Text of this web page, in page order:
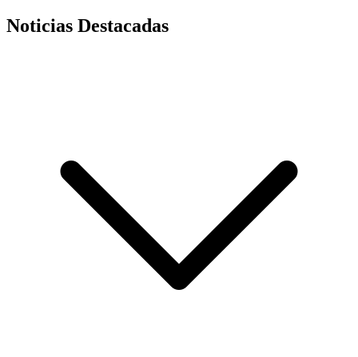
Noticias Destacadas